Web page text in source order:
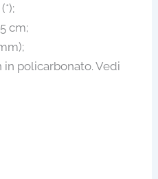
cm;
in policarbonato. Vedi